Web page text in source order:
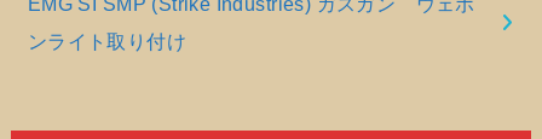
ンライト取り付け